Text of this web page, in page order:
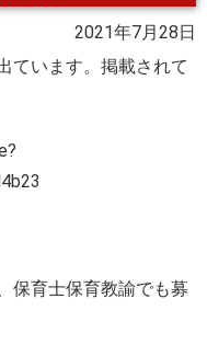
2021年7月28日
ています。掲載されて
保育士保育教諭でも募